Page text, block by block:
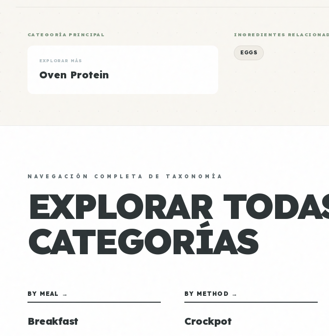
CATEGORÍA PRINCIPAL
EXPLORAR MÁS
Oven Protein
INGREDIENTES
EGGS
NAVEGACIÓN COMPLETA DE TAXONOMÍA
EXPLORAR
CATEGORÍAS
BY MEAL →
Breakfast
BY METHOD →
Crockpot